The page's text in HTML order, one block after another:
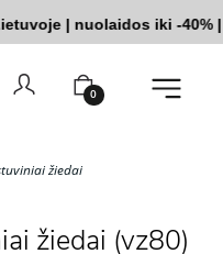
|nuolaidos iki -40%||
0
žiedai
žiedai (vz80)